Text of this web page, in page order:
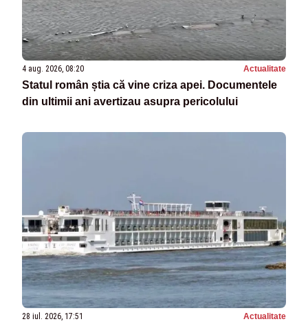
4 aug. 2026, 08:20 Actualitate
Statul român știa că vine criza apei. Documentele
din ultimii ani avertizau asupra pericolului
28 iul. 2026, 17:51 Actualitate